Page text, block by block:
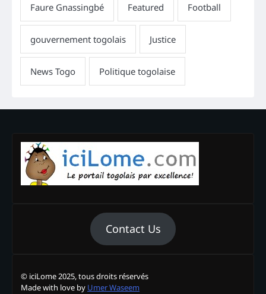
Contact Us
© iciLome 2025, tous droits réservés
Made with love by Umer Waseem